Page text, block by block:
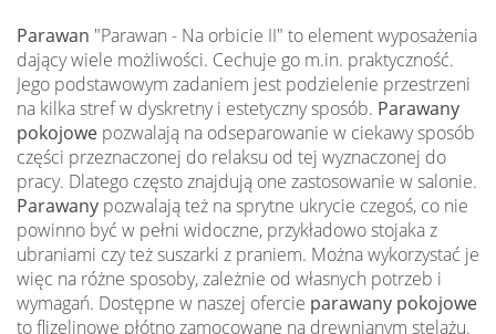
Parawan "Parawan - Na orbicie II" to element wyposażenia
dający wiele możliwości. Cechuje go m.in. praktyczność.
Jego podstawowym zadaniem jest podzielenie przestrzeni
na kilka stref w dyskretny i estetyczny sposób. Parawany
pokojowe pozwalają na odseparowanie w ciekawy sposób
części przeznaczonej do relaksu od tej wyznaczonej do
pracy. Dlatego często znajdują one zastosowanie w salonie.
Parawany pozwalają też na sprytne ukrycie czegoś, co nie
powinno być w pełni widoczne, przykładowo stojaka z
ubraniami czy też suszarki z praniem. Można wykorzystać je
więc na różne sposoby, zależnie od własnych potrzeb i
wymagań. Dostępne w naszej ofercie parawany pokojowe
to flizelinowe płótno zamocowane na drewnianym stelażu.